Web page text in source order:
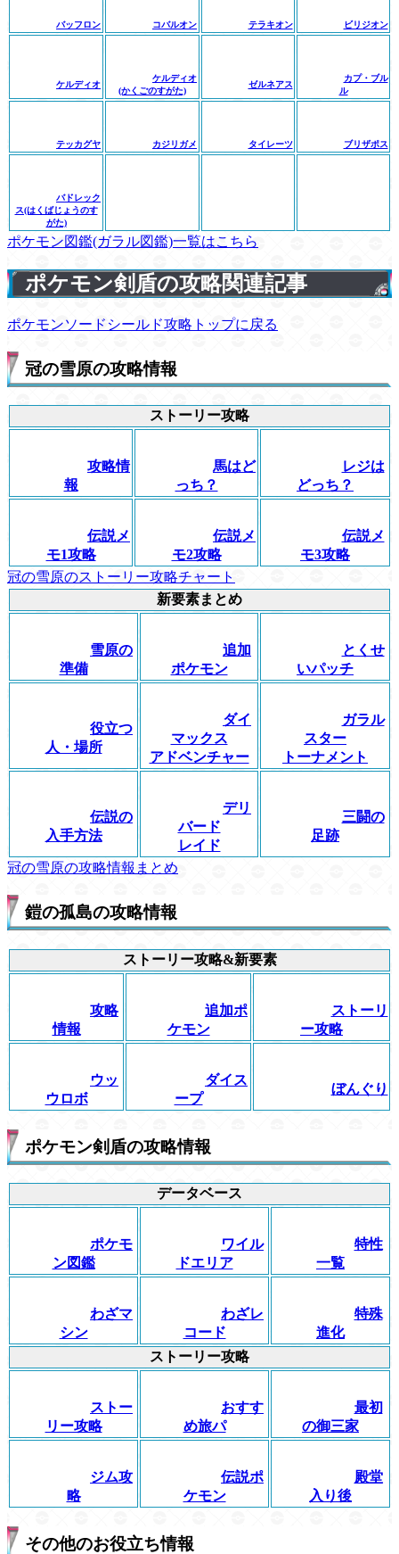
バッフロン コバルオン テラキオン ビリジオン
ケルディオ
ケルディオ
(かくごのすがた)
ゼルネアス
カプ・ブル
ル
テッカグヤ カジリガメ タイレーツ ブリザポス
バドレック
ス(はくばじょうのす
がた)
ポケモン図鑑(ガラル図鑑)一覧はこちら
ポケモン剣盾の攻略関連記事
ポケモンソードシールド攻略トップに戻る
冠の雪原の攻略情報
ストーリー攻略
攻略情
報
馬はど
っち？
レジは
どっち？
伝説メ
モ1攻略
伝説メ
モ2攻略
伝説メ
モ3攻略
冠の雪原のストーリー攻略チャート
新要素まとめ
雪原の
準備
追加
ポケモン
とくせ
いパッチ
役立つ
人・場所
ダイ
マックス
アドベンチャー
ガラル
スター
トーナメント
伝説の
入手方法
デリ
バード
レイド
三闘の
足跡
冠の雪原の攻略情報まとめ
鎧の孤島の攻略情報
ストーリー攻略&新要素
攻略
情報
追加ポ
ケモン
ストーリ
ー攻略
ウッ
ウロボ
ダイス
ープ
ぼんぐり
ポケモン剣盾の攻略情報
データベース
ポケモ
ン図鑑
ワイル
ドエリア
特性
一覧
わざマ
シン
わざレ
コード
特殊
進化
ストーリー攻略
ストー
リー攻略
おすす
め旅パ
最初
の御三家
ジム攻
略
伝説ポ
ケモン
殿堂
入り後
その他のお役立ち情報